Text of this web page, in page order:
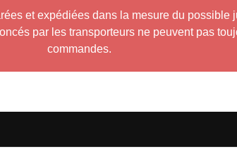
et expédiées dans la mesure du possible
par les transporteurs ne peuvent pas
commandes.